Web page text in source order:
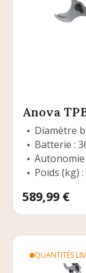
Anova
Diamètre
Batterie :
Autonomie
Poids (kg) :
Prix
589,99 €
QUANTITÉS